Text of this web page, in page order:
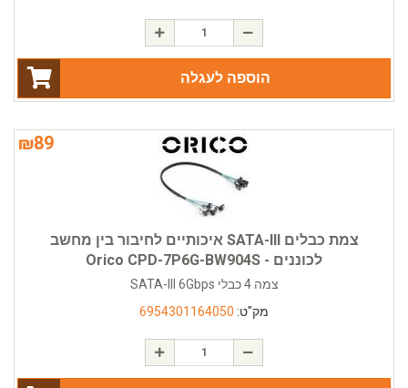
הוספה לעגלה
₪89
צמת כבלים SATA-III איכותיים לחיבור בין מחשב
לכוננים - Orico CPD-7P6G-BW904S
צמה 4 כבלי SATA-III 6Gbps
מק"ט: 6954301164050